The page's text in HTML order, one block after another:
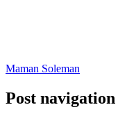
Maman Soleman
Post navigation